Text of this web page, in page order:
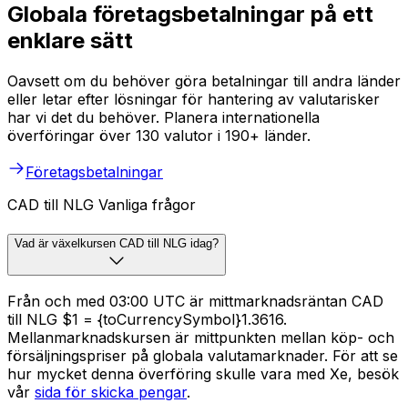
Globala företagsbetalningar på ett
enklare sätt
Oavsett om du behöver göra betalningar till andra länder
eller letar efter lösningar för hantering av valutarisker
har vi det du behöver. Planera internationella
överföringar över 130 valutor i 190+ länder.
Företagsbetalningar
CAD till NLG Vanliga frågor
Vad är växelkursen CAD till NLG idag?
Från och med 03:00 UTC är mittmarknadsräntan CAD
till NLG $1 = {toCurrencySymbol}1.3616.
Mellanmarknadskursen är mittpunkten mellan köp- och
försäljningspriser på globala valutamarknader. För att se
hur mycket denna överföring skulle vara med Xe, besök
vår sida för skicka pengar.